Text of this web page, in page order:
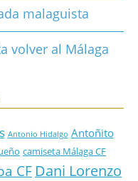
malaguista
volver al Málaga
Antonio Hidalgo Antoñito
camiseta Málaga CF
CF Dani Lorenzo